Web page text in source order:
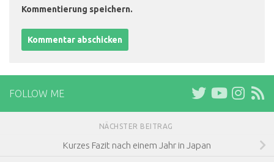
Kommentierung speichern.
FOLLOW ME
NÄCHSTER BEITRAG
Kurzes Fazit nach einem Jahr in Japan